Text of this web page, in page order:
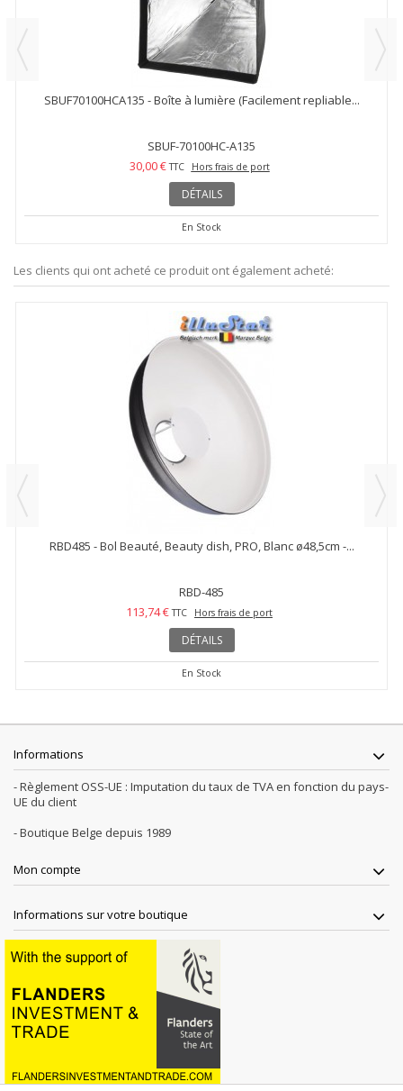
SBUF70100HCA135 - Boîte à lumière (Facilement repliable...
SBUF-70100HC-A135
30,00 € TTC Hors frais de port
DÉTAILS
En Stock
Les clients qui ont acheté ce produit ont également acheté:
RBD485 - Bol Beauté, Beauty dish, PRO, Blanc ø48,5cm -...
RBD-485
113,74 € TTC Hors frais de port
DÉTAILS
En Stock
Informations
- Règlement OSS-UE : Imputation du taux de TVA en fonction du pays-
UE du client
- Boutique Belge depuis 1989
Mon compte
Informations sur votre boutique